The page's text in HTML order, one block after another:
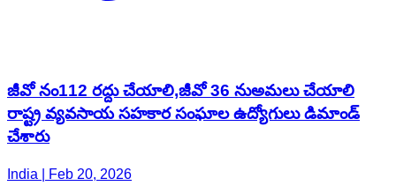
జీవో నం112 రద్దు చేయాలి,జీవో 36 నుఅమలు చేయాలి
రాష్ట్ర వ్యవసాయ సహకార సంఘాల ఉద్యోగులు డిమాండ్
చేశారు
India | Feb 20, 2026